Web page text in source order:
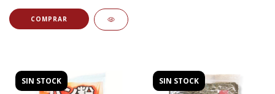
SIN STOCK SIN STOCK